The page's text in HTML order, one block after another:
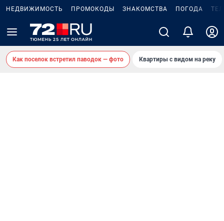
НЕДВИЖИМОСТЬ ПРОМОКОДЫ ЗНАКОМСТВА ПОГОДА
Как поселок встретил паводок — фото Квартиры с видом на реку